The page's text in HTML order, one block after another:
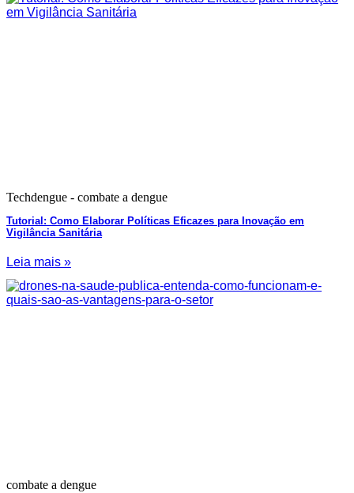
Techdengue - combate a dengue
Tutorial: Como Elaborar Políticas Eficazes para Inovação em
Vigilância Sanitária
Leia mais »
combate a dengue